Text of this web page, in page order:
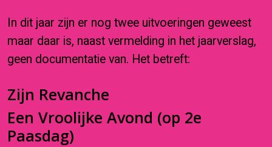
In dit jaar zijn er nog twee uitvoeringen geweest
maar daar is, naast vermelding in het jaarverslag,
geen documentatie van. Het betreft:
Zijn Revanche
Een Vroolijke Avond (op 2e
Paasdag)